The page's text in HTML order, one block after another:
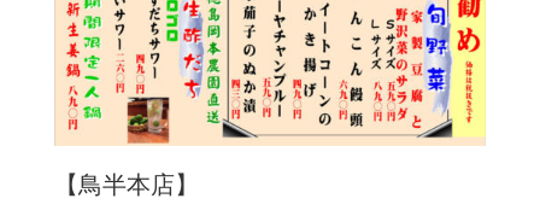
【鳥半本店】